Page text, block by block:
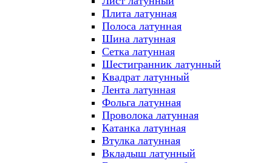
Плита латунная
Полоса латунная
Шина латунная
Сетка латунная
Шестигранник латунный
Квадрат латунный
Лента латунная
Фольга латунная
Проволока латунная
Катанка латунная
Втулка латунная
Вкладыш латунный